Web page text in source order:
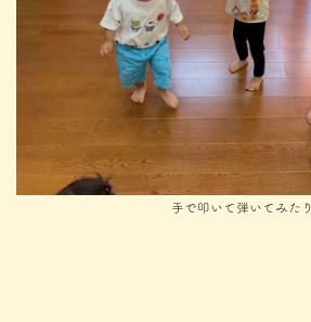
手で叩いて弾いてみたり